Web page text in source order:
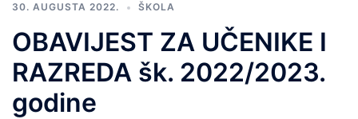
30. AUGUSTA 2022. ŠKOLA
OBAVIJEST ZA UČENIKE I
RAZREDA šk. 2022/2023.
godine